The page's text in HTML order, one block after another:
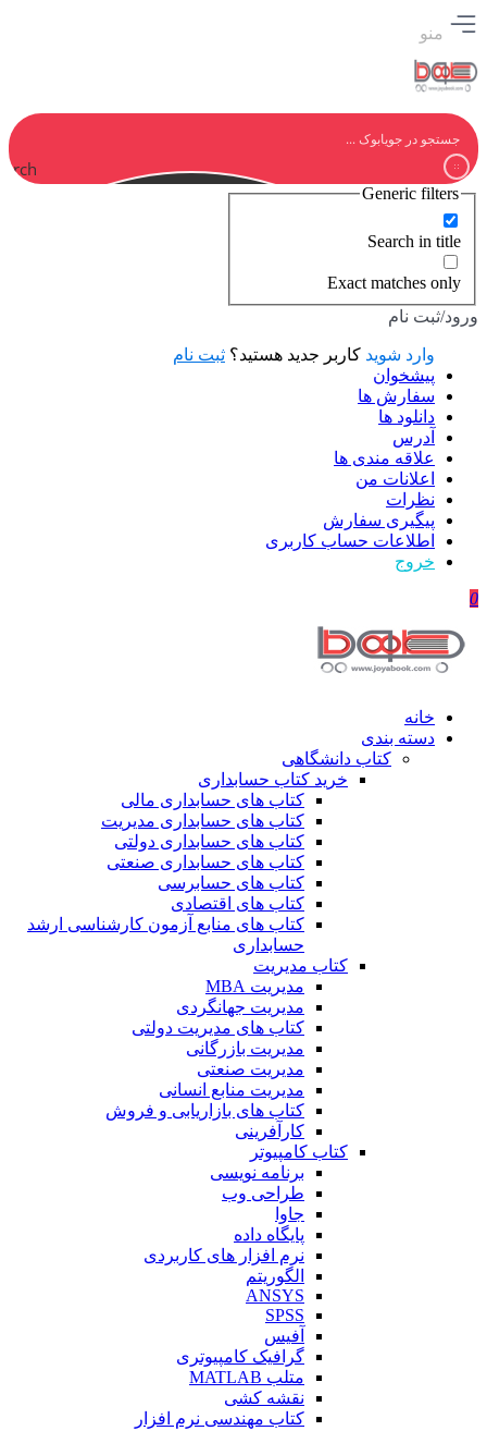
منو
Generic filters
Search in title
Exact matches only
ورود/ثبت نام
وارد شوید کاربر جدید هستید؟ ثبت نام
پیشخوان
سفارش ها
دانلود ها
آدرس
علاقه مندی ها
اعلانات من
نظرات
پیگیری سفارش
اطلاعات حساب كاربری
خروج
0
خانه
دسته بندی
کتاب دانشگاهی
خرید کتاب حسابداری
کتاب های حسابداری مالی
کتاب های حسابداری مدیریت
کتاب های حسابداری دولتی
کتاب های حسابداری صنعتی
کتاب های حسابرسی
کتاب های اقتصادی
کتاب های منابع آزمون کارشناسی ارشد
حسابداری
کتاب مدیریت
مدیریت MBA
مدیریت جهانگردی
کتاب های مدیریت دولتی
مدیریت بازرگانی
مدیریت صنعتی
مدیریت منابع انسانی
کتاب های بازاریابی و فروش
کارآفرینی
کتاب کامپیوتر
برنامه نویسی
طراحی وب
جاوا
پایگاه داده
نرم افزار های کاربردی
الگوریتم
ANSYS
SPSS
آفیس
گرافیک کامپیوتری
متلب MATLAB
نقشه کشی
کتاب مهندسی نرم افزار